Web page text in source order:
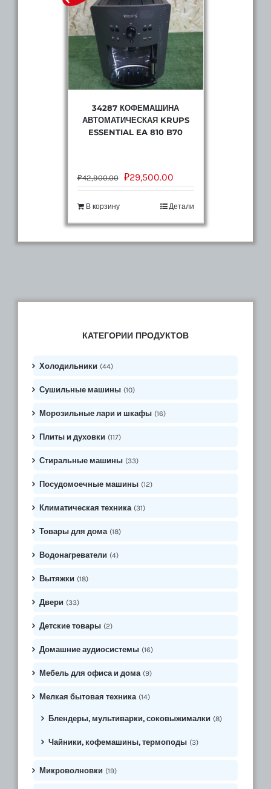
34287 КОФЕМАШИНА
АВТОМАТИЧЕСКАЯ KRUPS
ESSENTIAL EA 810 B70
₽42,900.00 ₽29,500.00
В корзину Детали
КАТЕГОРИИ ПРОДУКТОВ
Холодильники (44)
Сушильные машины (10)
Морозильные лари и шкафы (16)
Плиты и духовки (117)
Стиральные машины (33)
Посудомоечные машины (12)
Климатическая техника (31)
Товары для дома (18)
Водонагреватели (4)
Вытяжки (18)
Двери (33)
Детские товары (2)
Домашние аудиосистемы (16)
Мебель для офиса и дома (9)
Мелкая бытовая техника (14)
Блендеры, мультиварки, соковыжималки (8)
Чайники, кофемашины, термоподы (3)
Микроволновки (19)